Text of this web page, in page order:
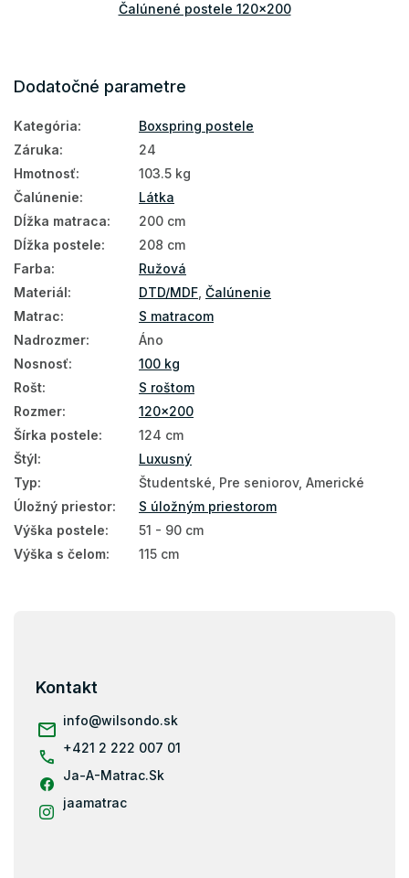
Čalúnené postele 120x200
Dodatočné parametre
Kategória:
Boxspring postele
Záruka:
24
Hmotnosť:
103.5 kg
Čalúnenie:
Látka
Dĺžka matraca:
200 cm
Dĺžka postele:
208 cm
Farba:
Ružová
Materiál: DTD/MDF Čalúnenie
Matrac:
S matracom
Nadrozmer:
Áno
Nosnosť:
100 kg
Rošt:
S roštom
Rozmer:
120x200
Šírka postele:
124 cm
Štýl:
Luxusný
Typ:
Študentské, Pre seniorov, Americké
Úložný priestor:
S úložným priestorom
Výška postele:
51 - 90 cm
Výška s čelom: 115 cm
Kontakt
info@wilsondo.sk
+421 2 222 007 01
Ja-A-Matrac.Sk
jaamatrac